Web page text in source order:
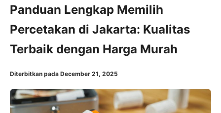
Panduan Lengkap Memilih
Percetakan di Jakarta: Kualitas
Terbaik dengan Harga Murah
Diterbitkan pada December 21, 2025